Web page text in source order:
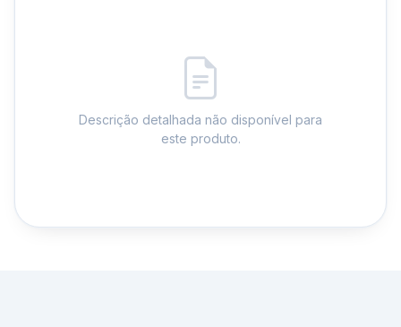
Descrição detalhada não disponível para
este produto.